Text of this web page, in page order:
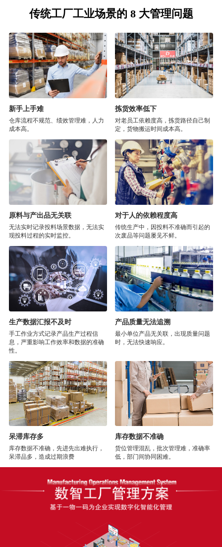
传统工厂工业场景的 8 大管理问题
新手上手难
仓库流程不规范、绩效管理难，人力
成本高。
拣货效率低下
对老员工依赖度高，拣货路径自己制
定，货物搬运时间成本高。
原料与产出品无关联
无法实时记录投料场景数据，无法实
现投料过程的实时监控。
对于人的依赖程度高
传统生产中，因投料不准确而引起的
次废品等问题屡见不鲜。
生产数据汇报不及时
手工作业方式记录产品生产过程信
息，严重影响工作效率和数据的准确
性。
产品质量无法追溯
最小单位产品无关联，出现质量问题
时，无法快速响应。
呆滞库存多
库存数据不准确，先进先出难执行，
呆滞品多，造成过期浪费
库存数据不准确
货位管理混乱，批次管理难，准确率
低，部门间协同困难。